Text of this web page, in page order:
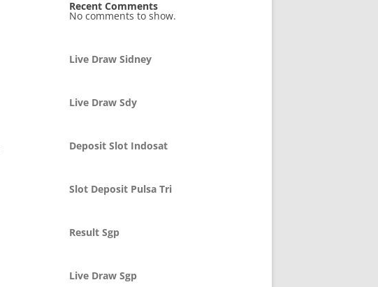
Recent Comments
No comments to show.
Live Draw Sidney
Live Draw Sdy
Deposit Slot Indosat
Slot Deposit Pulsa Tri
Result Sgp
Live Draw Sgp